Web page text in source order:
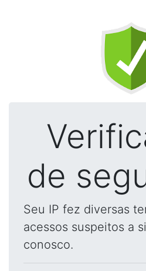
de
Seu IP fez diversas
acessos suspeitos a
conosco.